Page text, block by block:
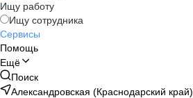
Ищу работу
Ищу сотрудника
Сервисы
Помощь
Ещё
Поиск
Александровская (Краснодарский край)